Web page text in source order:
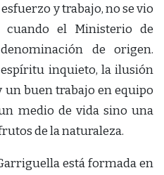
y trabajo, no se vio
cuando el Ministerio de
de origen.
inquieto, la ilusión
un buen trabajo en equipo
medio de vida sino una
de la naturaleza.
está formada en